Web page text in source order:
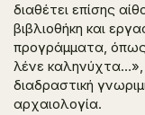
διαθέτει επίσης
βιβλιοθήκη και
προγράμματα,
λένε καληνύχτα…»,
διαδραστική
αρχαιολογία.